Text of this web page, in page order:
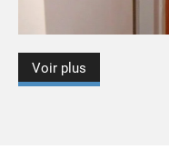
Voir plus